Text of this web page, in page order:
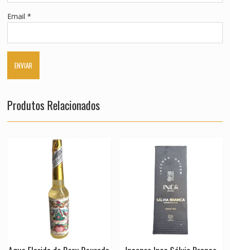
Email *
Produtos Relacionados